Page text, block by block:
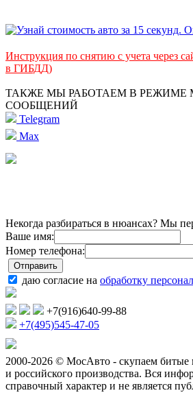
Инструкция по снятию с учета через
в ГИБДД)
ТАКЖЕ МЫ РАБОТАЕМ В РЕЖИМЕ
СООБЩЕНИЙ
Telegram
Max
Некогда разбираться в нюансах? Мы
Ваше имя:
Номер телефона:
даю согласие на обработку
+7(916)640-99-88
+7(495)545-47-05
2000-2026 © МосАвто - скупаем
и российского производства. Вся
справочный характер и не является